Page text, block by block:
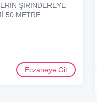
ŞİRİNDEREYE
50 METRE
Eczaneye Git